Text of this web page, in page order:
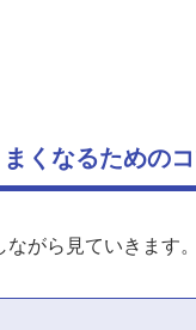
まくなるための
がら見ていきます。